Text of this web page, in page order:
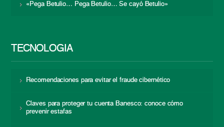
«Pega Betulio… Pega Betulio… Se cayó Betulio»
TECNOLOGÍA
Recomendaciones para evitar el fraude cibernético
Claves para proteger tu cuenta Banesco: conoce cómo
prevenir estafas